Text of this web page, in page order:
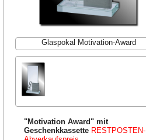
Glaspokal Motivation-Award
"Motivation Award" mit
Geschenkkassette RESTPOSTEN-